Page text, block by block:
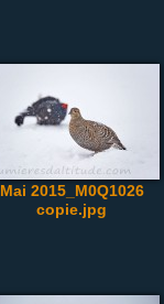
Mai 2015_M0Q1026
copie.jpg